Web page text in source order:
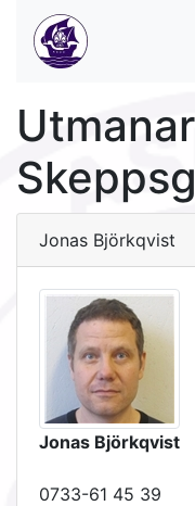
Jonas Björkqvist
Jonas Björkqvist
0733-61 45 39